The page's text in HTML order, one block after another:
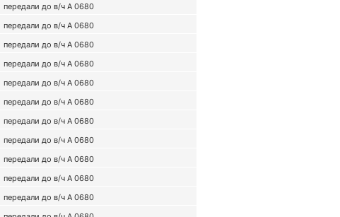
передали до в/ч А 0680
передали до в/ч А 0680
передали до в/ч А 0680
передали до в/ч А 0680
передали до в/ч А 0680
передали до в/ч А 0680
передали до в/ч А 0680
передали до в/ч А 0680
передали до в/ч А 0680
передали до в/ч А 0680
передали до в/ч А 0680